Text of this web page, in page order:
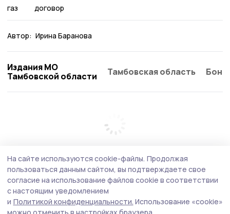
газ договор
Автор: Ирина Баранова
Издания МО
Тамбовской области
Тамбовская область
На сайте используются cookie-файлы. Продолжая
пользоваться данным сайтом, вы подтверждаете свое
согласие на использование файлов cookie в соответствии
с настоящим уведомлением
и Политикой конфиденциальности. Использование «cookie»